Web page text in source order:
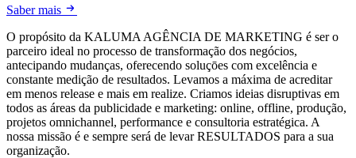
Saber mais
O propósito da KALUMA AGÊNCIA DE MARKETING é ser o
parceiro ideal no processo de transformação dos negócios,
antecipando mudanças, oferecendo soluçōes com excelência e
constante medição de resultados. Levamos a máxima de acreditar
em menos release e mais em realize. Criamos ideias disruptivas em
todos as áreas da publicidade e marketing: online, offline, produção,
projetos omnichannel, performance e consultoria estratégica. A
nossa missão é e sempre será de levar RESULTADOS para a sua
organização.